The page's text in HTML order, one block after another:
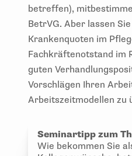
betreffen),
BetrVG. Aber lassen
Krankenquoten im
Fachkräftenotstand im
guten
Vorschlägen Ihren
Arbeitszeitmodellen zu
Seminartipp zum
Wie bekommen Sie